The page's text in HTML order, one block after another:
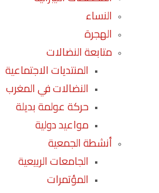
النساء
الهجرة
متابعة النضالات
المنتديات الاجتماعية
النضالات في المغرب
حركة عولمة بديلة
مواعيد دولية
أنشطة الجمعية
الجامعات الربيعية
المؤتمرات